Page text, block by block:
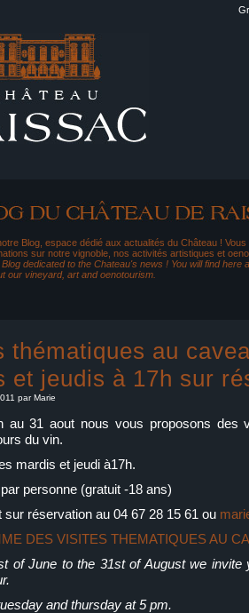
Blog, espace dédié aux actualités du Château !
sur notre vignoble, nos activités artistiques et
dedicated to the Chateau's news ! You will find here
our vineyard, art and oenotourism.
thématiques au
et jeudis à 17h sur
par Marie
au 31 aout nous vous proposons des
du vin.
mardis et jeudi à17h.
personne (gratuit -18 ans)
sur réservation au 04 67 28 15 61 ou
DES VISITES THEMATIQUES AU
of June to the 31st of August we
and thursday at 5 pm.